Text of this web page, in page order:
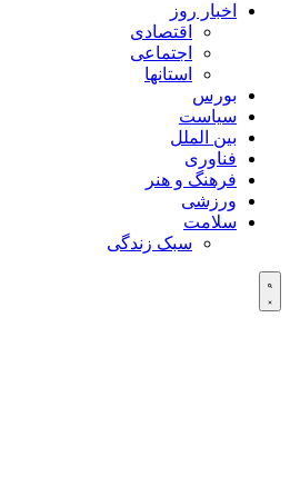
اخبار روز
اقتصادی
اجتماعی
استانها
بورس
سیاست
بین الملل
فناوری
فرهنگ و هنر
ورزشی
سلامت
سبک زندگی